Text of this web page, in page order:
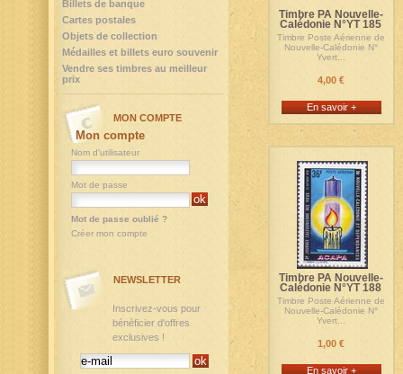
Timbre PA Nouvelle-
Calédonie N°YT 185
Timbre Poste Aérienne de
Nouvelle-Calédonie N°
Yvert...
4,00 €
En savoir +
Timbre PA Nouvelle-
Calédonie N°YT 188
Timbre Poste Aérienne de
Nouvelle-Calédonie N°
Yvert...
1,00 €
En savoir +
Billets de banque
Cartes postales
Objets de collection
Médailles et billets euro souvenir
Vendre ses timbres au meilleur
prix
MON COMPTE
Mon compte
Nom d'utilisateur
Mot de passe
Mot de passe oublié ?
Créer mon compte
NEWSLETTER
Inscrivez-vous pour
bénéficier d'offres
exclusives !